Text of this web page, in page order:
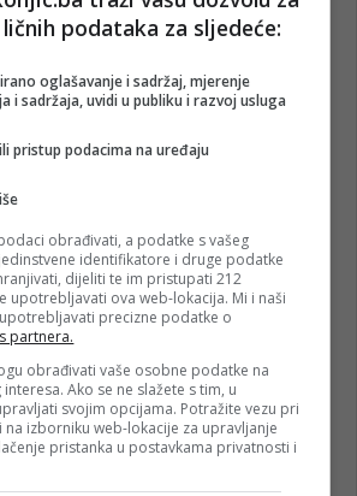
podataka za sljedeće:
oglašavanje i sadržaj, mjerenje
i sadržaja, uvidi u publiku i razvoj usluga
pristup podacima na uređaju
obrađivati, a podatke s vašeg
identifikatore i druge podatke
dijeliti te im pristupati 212
upotrebljavati ova web-lokacija. Mi i naši
precizne podatke o
partnera.
obrađivati vaše osobne podatke na
Ako se ne slažete s tim, u
svojim opcijama. Potražite vezu pri
na izborniku web-lokacije za upravljanje
pristanka u postavkama privatnosti i